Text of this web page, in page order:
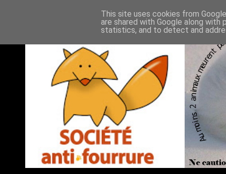
This site uses cookies from
are shared with Google along
statistics, and to detect and